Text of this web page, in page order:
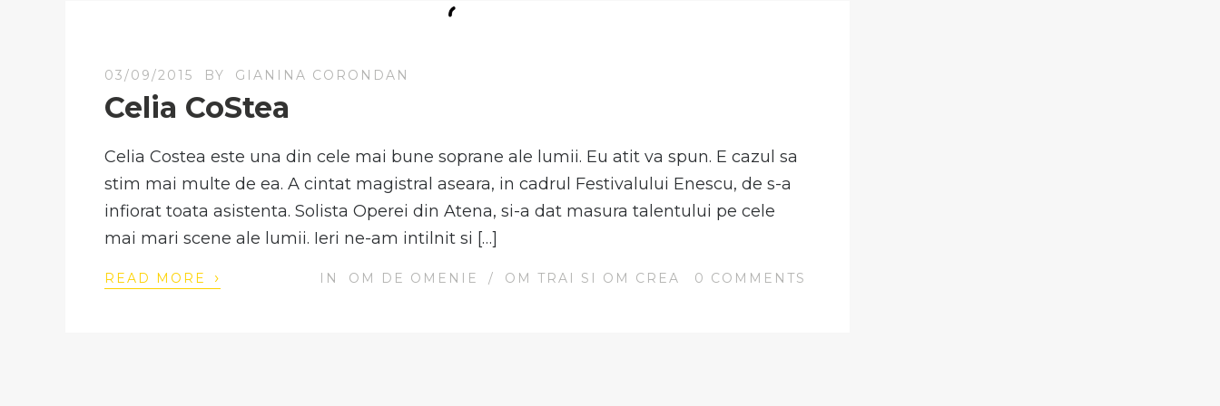
03/09/2015 BY GIANINA CORONDAN
Celia CoStea
Celia Costea este una din cele mai bune soprane ale lumii. Eu atit va spun. E cazul sa
stim mai multe de ea. A cintat magistral aseara, in cadrul Festivalului Enescu, de s-a
infiorat toata asistenta. Solista Operei din Atena, si-a dat masura talentului pe cele
mai mari scene ale lumii. Ieri ne-am intilnit si […]
READ MORE › IN OM DE OMENIE / OM TRAI SI OM CREA 0 COMMENTS